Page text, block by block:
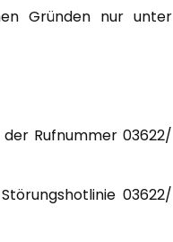
Gründen nur unter
Rufnummer 03622/
03622/